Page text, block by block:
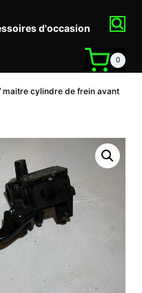
d'occasion
0
maitre cylindre de frein avant